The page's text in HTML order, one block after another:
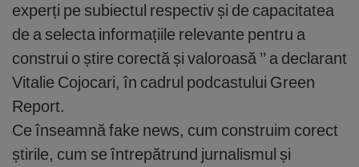
experți pe subiectul respectiv și de capacitatea
de a selecta informațiile relevante pentru a
construi o știre corectă și valoroasă ’’ a declarant
Vitalie Cojocari, în cadrul podcastului Green
Report.
Ce înseamnă fake news, cum construim corect
știrile, cum se întrepătrund jurnalismul și